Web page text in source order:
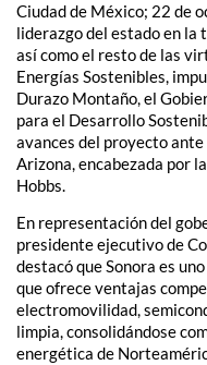
Ciudad de México; 22 de
liderazgo del estado en la
así como el resto de las
Energías Sostenibles,
Durazo Montaño, el
para el Desarrollo
avances del proyecto
Arizona, encabezada por
Hobbs.
En representación del
presidente ejecutivo de
destacó que Sonora es
que ofrece ventajas
electromovilidad,
limpia, consolidándose
energética de